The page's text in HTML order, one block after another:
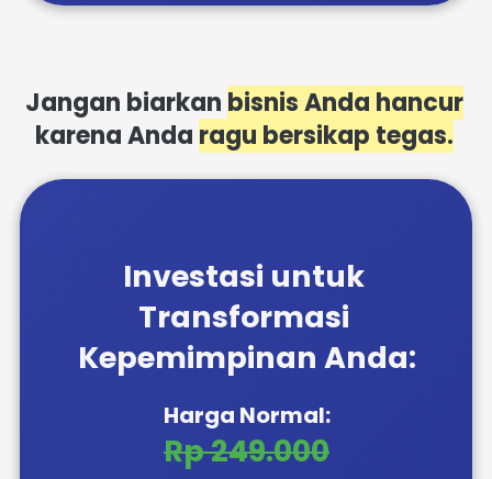
Jangan biarkan bisnis Anda hancur
karena Anda ragu bersikap tegas.
Investasi untuk
Transformasi
Kepemimpinan Anda:
Harga Normal:
Rp 249.000